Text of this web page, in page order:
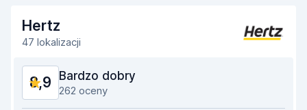
Szybkość zwrotu 9,2
Czystość samochodu
Stan samochodu
Hertz
47 lokalizacji
8,9 Bardzo dobry
262 oceny